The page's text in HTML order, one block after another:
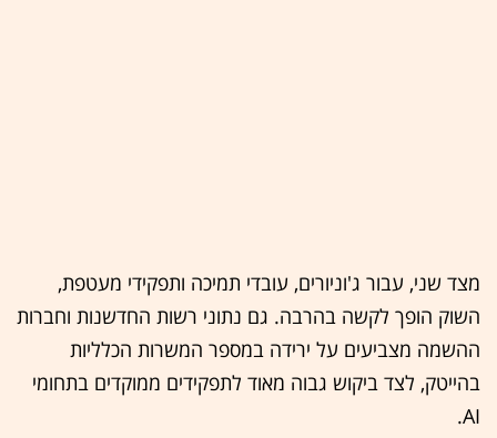
מצד שני, עבור ג'וניורים, עובדי תמיכה ותפקידי מעטפת,
השוק הופך לקשה בהרבה. גם נתוני רשות החדשנות וחברות
ההשמה מצביעים על ירידה במספר המשרות הכלליות
בהייטק, לצד ביקוש גבוה מאוד לתפקידים ממוקדים בתחומי
AI.